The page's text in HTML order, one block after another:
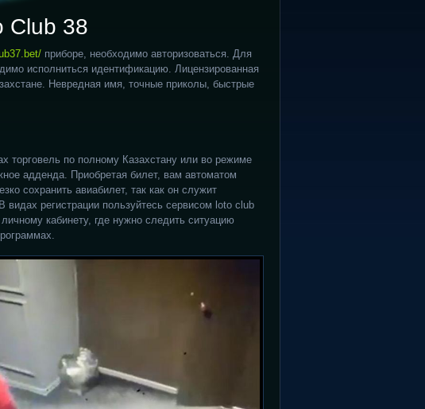
Club 38
приборе, необходимо авторизоваться. Для
исполниться идентификацию. Лицензированная
Невредная имя, точные приколы, быстрые
торговель по полному Казахстану или во режиме
адденда. Приобретая билет, вам автоматом
сохранить авиабилет, так как он служит
регистрации пользуйтесь сервисом loto club
кабинету, где нужно следить ситуацию